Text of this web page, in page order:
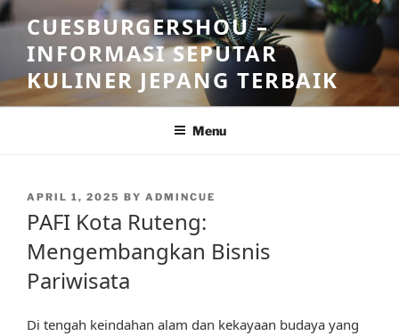
Skip
to
content
CUESBURGERSHOU –
INFORMASI SEPUTAR
KULINER JEPANG TERBAIK
Menu
POSTED
APRIL 1, 2025 BY ADMINCUE
PAFI Kota Ruteng:
Mengembangkan Bisnis
Pariwisata
Di tengah keindahan alam dan kekayaan budaya yang